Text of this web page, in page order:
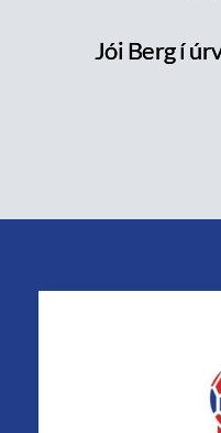
Jói Berg í